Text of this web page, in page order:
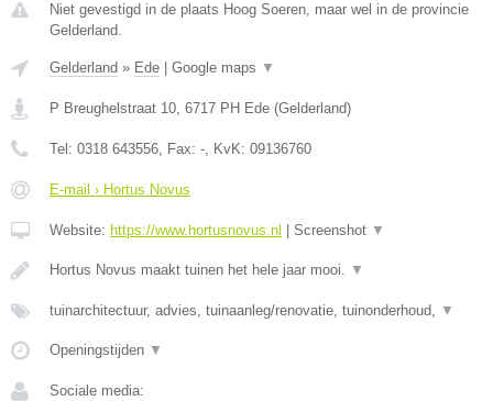
Niet gevestigd in de plaats Hoog Soeren, maar wel in de provincie
Gelderland.
Gelderland » Ede Google maps ▼
P Breughelstraat 10, 6717 PH Ede (Gelderland)
Tel: 0318 643556, Fax: -, KvK: 09136760
E-mail › Hortus Novus
Website: https://www.hortusnovus.nl Screenshot ▼
Hortus Novus maakt tuinen het hele jaar mooi. ▼
tuinarchitectuur, advies, tuinaanleg/renovatie, tuinonderhoud, ▼
Openingstijden ▼
Sociale media: